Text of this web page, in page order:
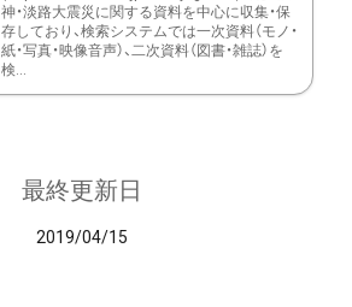
神・淡路大震災に関する資料を中心に収集・保
存しており、検索システムでは一次資料（モノ・
紙・写真・映像音声）、二次資料（図書・雑誌）を
検...
最終更新日
2019/04/15